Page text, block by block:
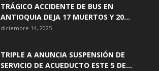
TRÁGICO ACCIDENTE DE BUS EN
ANTIOQUIA DEJA 17 MUERTOS Y 20...
diciembre 14, 2025
TRIPLE A ANUNCIA SUSPENSIÓN DE
SERVICIO DE ACUEDUCTO ESTE 5 DE...